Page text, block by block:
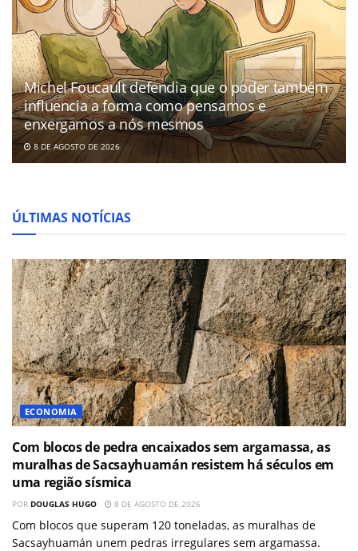
Michel Foucault defendia que o poder também
influencia a forma como pensamos e
enxergamos a nós mesmos
8 DE AGOSTO DE 2026
ÚLTIMAS NOTÍCIAS
ECONOMIA
Com blocos de pedra encaixados sem argamassa, as
muralhas de Sacsayhuamán resistem há séculos em
uma região sísmica
POR DOUGLAS HUGO 8 DE AGOSTO DE 2026
Com blocos que superam 120 toneladas, as muralhas de
Sacsayhuamán unem pedras irregulares sem argamassa.